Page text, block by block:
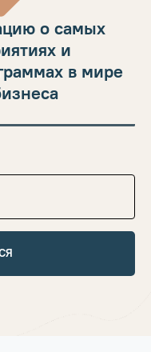
о самых
и
в мире